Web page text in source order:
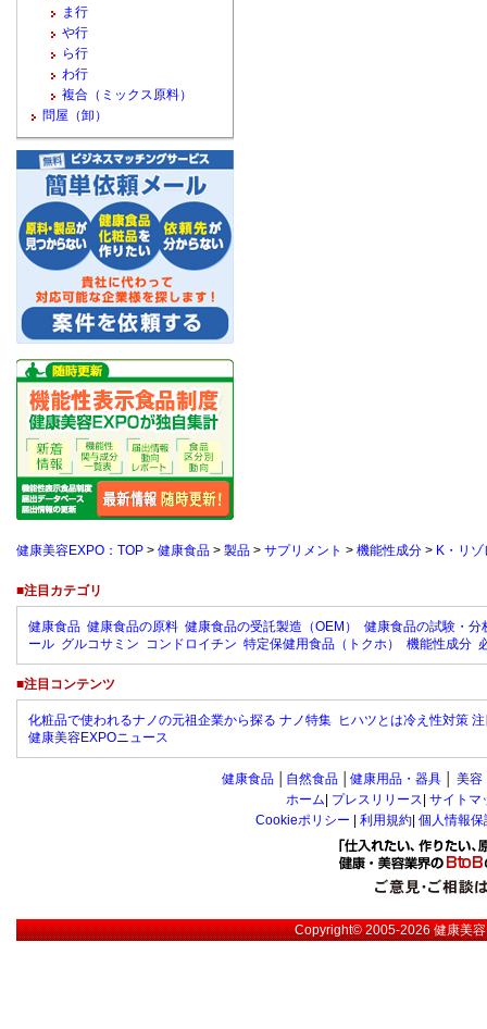
ま行
や行
ら行
わ行
複合（ミックス原料）
問屋（卸）
健康美容EXPO：TOP > 健康食品 > 製品 > サプリメント > 機能性成分 > K・リ
■注目カテゴリ
健康食品 健康食品の原料 健康食品の受託製造（OEM）
健康食品の試験・分
ール グルコサミン コンドロイチン 特定保健用食品（トクホ） 機能性成分
■注目コンテンツ
化粧品で使われるナノの元祖企業から探る ナノ特集 ヒハツとは冷え性対策
健康美容EXPOニュース
健康食品 自然食品 健康用品・器具 美容
ホーム プレスリリース サイトマ
Cookieポリシー
利用規約 個人情報
Copyright© 2005-2026健康美